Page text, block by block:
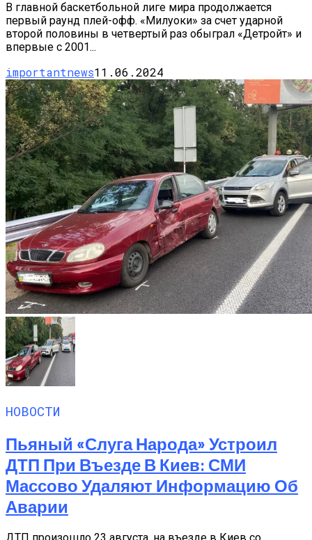
В главной баскетбольной лиге мира продолжается
первый раунд плей-офф. «Милуоки» за счет ударной
второй половины в четвертый раз обыграл «Детройт» и
впервые с 2001...
importantnews11.06.2024
НОВОСТИ
Пьяный «слуга Народа» Устроил
ДТП При Въезде В Киев: СМИ
Массово Удаляют Информацию Об
Аварии